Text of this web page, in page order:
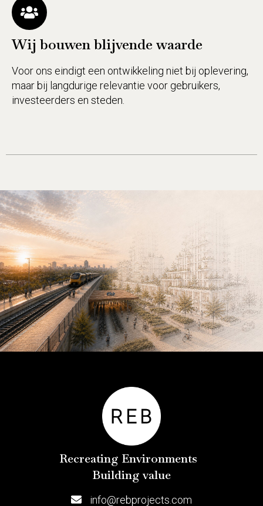
Wij bouwen blijvende waarde
Voor ons eindigt een ontwikkeling niet bij oplevering,
maar bij langdurige relevantie voor gebruikers,
investeerders en steden.
Recreating Environments
Building value
info@rebprojects.com